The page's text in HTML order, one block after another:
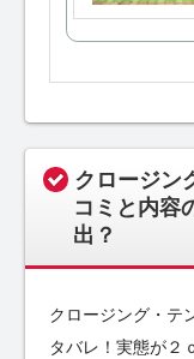
クロージン
コミと内容
出？
クロージング・テ
タバレ！実態が２